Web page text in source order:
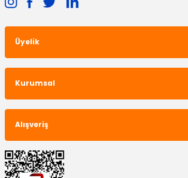
Üyelik
Kurumsal
Alışveriş